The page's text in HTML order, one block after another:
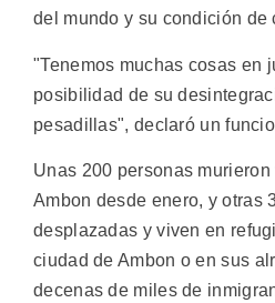
del mundo y su condición de
"Tenemos muchas cosas en
posibilidad de su
pesadillas", declaró un
Unas 200 personas
Ambon desde enero, y otras
desplazadas y viven en
ciudad de Ambon o en sus
decenas de miles de